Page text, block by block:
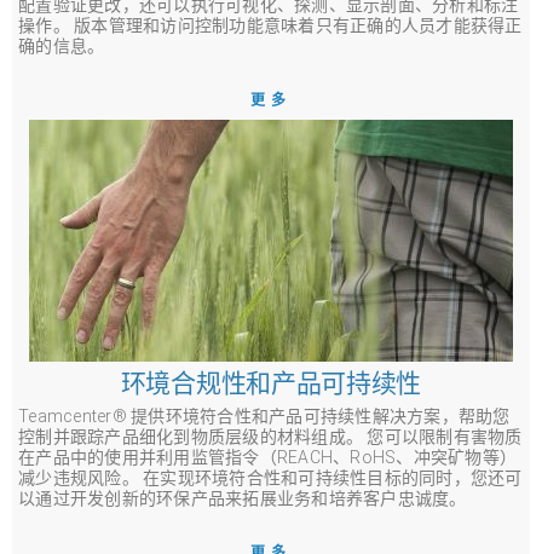
配置验证更改，还可以执行可视化、探测、显示剖面、分析和标注
操作。 版本管理和访问控制功能意味着只有正确的人员才能获得正
确的信息。
更多
环境合规性和产品可持续性
Teamcenter® 提供环境符合性和产品可持续性解决方案，帮助您
控制并跟踪产品细化到物质层级的材料组成。 您可以限制有害物质
在产品中的使用并利用监管指令（REACH、RoHS、冲突矿物等）
减少违规风险。 在实现环境符合性和可持续性目标的同时，您还可
以通过开发创新的环保产品来拓展业务和培养客户忠诚度。